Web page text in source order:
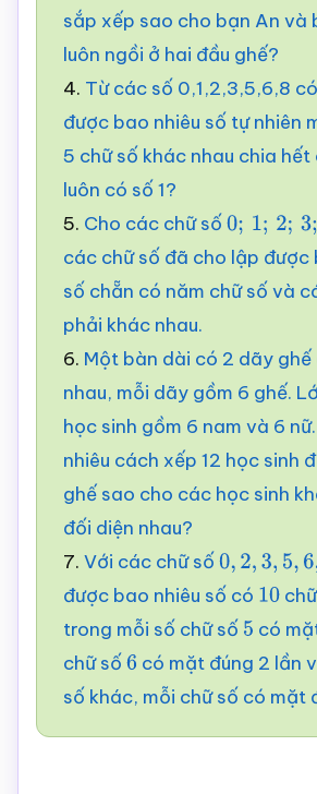
sắp xếp sao cho bạn An và
luôn ngồi ở hai đầu ghế?
4. Từ các số 0,1,2,3,5,6,8
được bao nhiêu số tự nhiên
5 chữ số khác nhau chia hết
luôn có số 1?
5. Cho các chữ số 0; ;2 3;4;5
các chữ số đã cho lập được
số chẵn có năm chữ số và
phải khác nhau.
6. Một bàn dài có 2 dãy ghế
nhau, mỗi dãy gồm 6 ghế.
học sinh gồm 6 nam và 6
nhiêu cách xếp 12 học sinh
ghế sao cho các học sinh
đối diện nhau?
7. Với các chữ số 0, 2,3,5,6 ,
được bao nhiêu số có 10
trong mỗi số chữ số 5 có
chữ số 6 có mặt đúng 2 lần
số khác, mỗi chữ số có mặt